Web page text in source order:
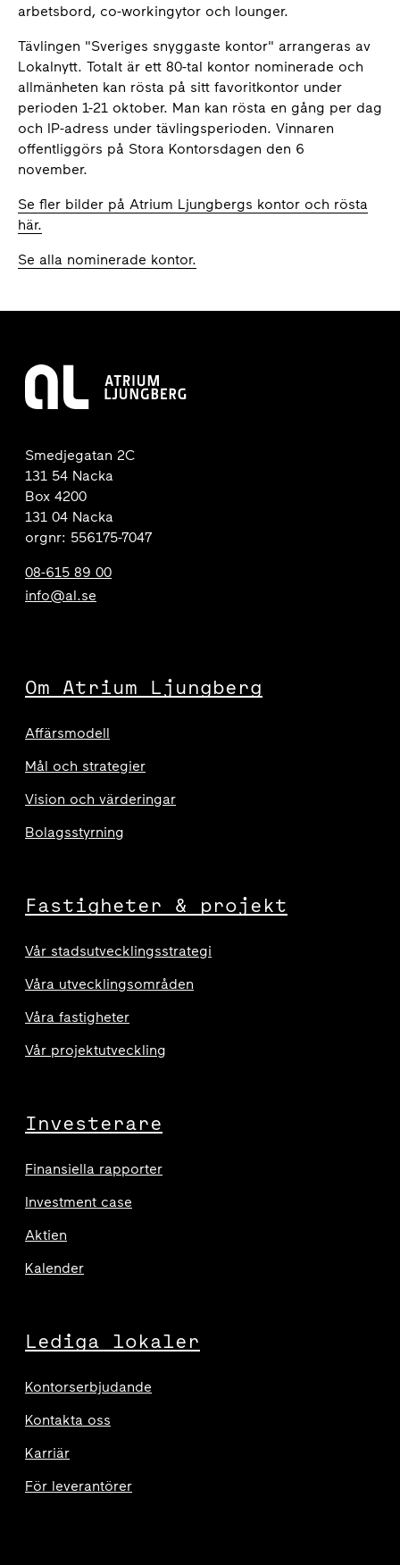
arbetsbord, co-workingytor och lounger.
Tävlingen "Sveriges snyggaste kontor" arrangeras av
Lokalnytt. Totalt är ett 80-tal kontor nominerade och
allmänheten kan rösta på sitt favoritkontor under
perioden 1-21 oktober. Man kan rösta en gång per dag
och IP-adress under tävlingsperioden. Vinnaren
offentliggörs på Stora Kontorsdagen den 6
november.
Se fler bilder på Atrium Ljungbergs kontor och rösta
här.
Se alla nominerade kontor.
Smedjegatan 2C
131 54 Nacka
Box 4200
131 04 Nacka
orgnr: 556175-7047
08-615 89 00
info@al.se
Om Atrium Ljungberg
Affärsmodell
Mål och strategier
Vision och värderingar
Bolagsstyrning
Fastigheter & projekt
Vår stadsutvecklingsstrategi
Våra utvecklingsområden
Våra fastigheter
Vår projektutveckling
Investerare
Finansiella rapporter
Investment case
Aktien
Kalender
Lediga lokaler
Kontorserbjudande
Kontakta oss
Karriär
För leverantörer